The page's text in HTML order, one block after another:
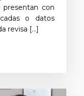
presentan con
o datos
revisa […]